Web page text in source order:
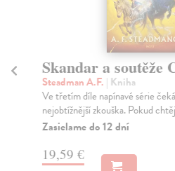
Skandar a soutěže
Steadman A.F. | Kniha
Ve třetím díle napínavé série
nejobtížnější zkouška. Pokud
Zasielame do 12 dní
19,59 €